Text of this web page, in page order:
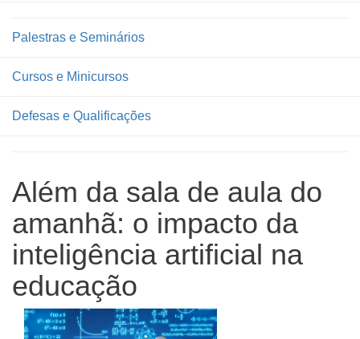
Palestras e Seminários
Cursos e Minicursos
Defesas e Qualificações
Além da sala de aula do
amanhã: o impacto da
inteligência artificial na
educação